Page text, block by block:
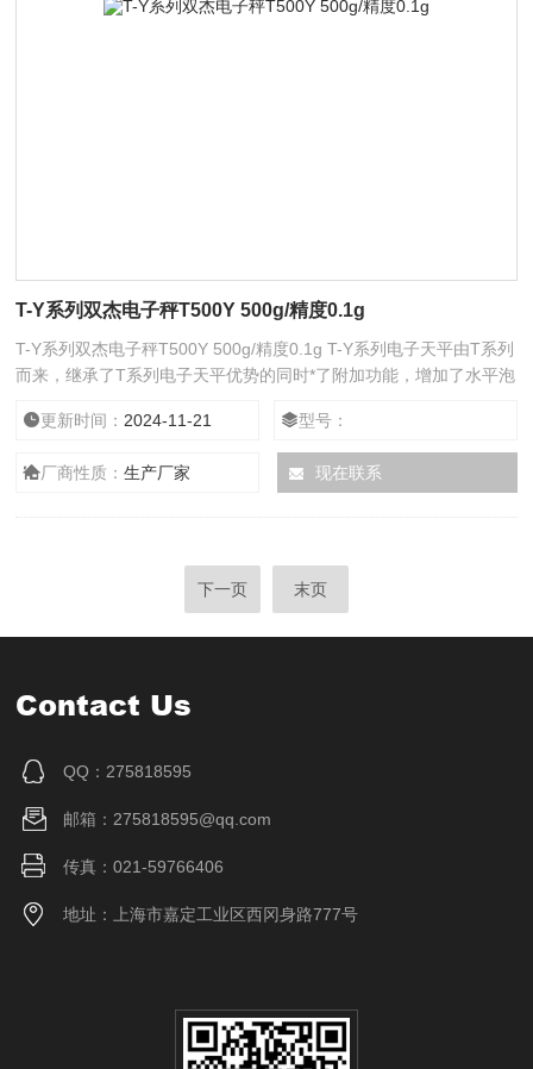
T-Y系列双杰电子秤T500Y 500g/精度0.1g
T-Y系列双杰电子秤T500Y 500g/精度0.1g T-Y系列电子天平由T系列
而来，继承了T系列电子天平优势的同时*了附加功能，增加了水平泡
精度及可靠性得到Z大限度保证的同时成本亦得到很好的控制，因而
产品质优价廉，适合大批量推广应用。
更新时间： 2024-11-21 型号：
厂商性质：生产厂家 现在联系
下一页 末页
Contact Us
QQ：275818595
邮箱：275818595@qq.com
传真：021-59766406
地址：上海市嘉定工业区西冈身路777号